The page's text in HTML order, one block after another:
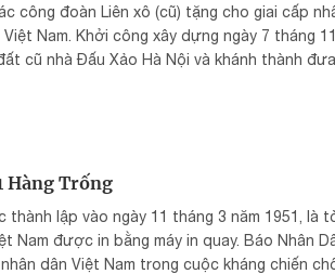
công đoàn Liên xô (cũ) tặng cho giai cấp
Nam. Khởi công xây dựng ngày 7 tháng 11
cũ nhà Đấu Xảo Hà Nội và khánh thành đưa
Hàng Trống
thành lập vào ngày 11 tháng 3 năm 1951, là
Nam được in bằng máy in quay. Báo Nhân
dân Việt Nam trong cuộc kháng chiến